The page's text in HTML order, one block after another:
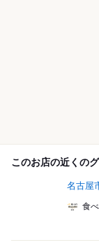
このお店の近くの
名古屋
食